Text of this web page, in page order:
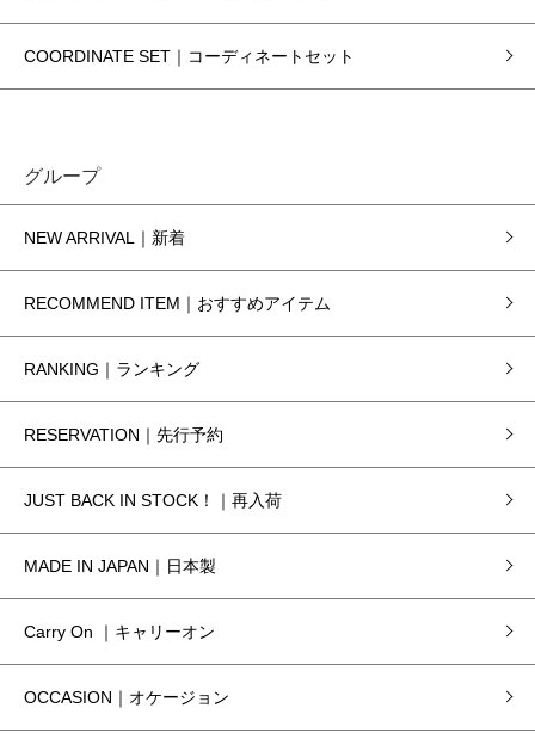
COORDINATE SET｜コーディネートセット
グループ
NEW ARRIVAL｜新着
RECOMMEND ITEM｜おすすめアイテム
RANKING｜ランキング
RESERVATION｜先行予約
JUST BACK IN STOCK！｜再入荷
MADE IN JAPAN｜日本製
Carry On ｜キャリーオン
OCCASION｜オケージョン